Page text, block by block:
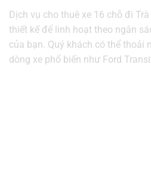
Dịch vụ cho thuê xe 16 chỗ đi
thiết kế để linh hoạt theo ngân
của bạn. Quý khách có thể thoải
dòng xe phổ biến như Ford